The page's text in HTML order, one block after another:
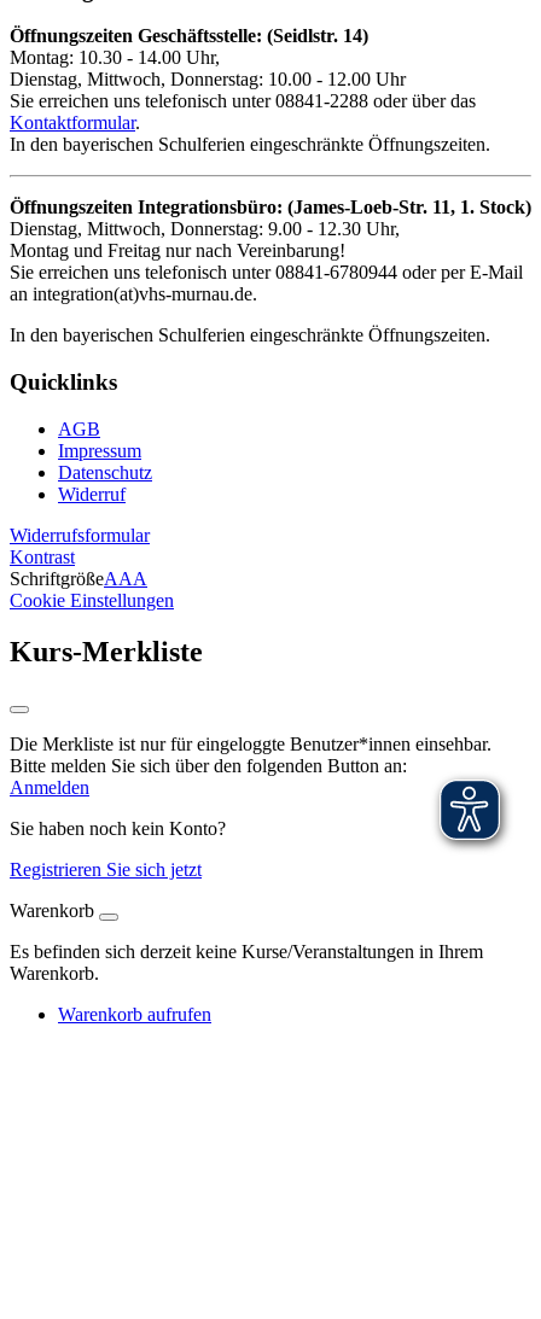
Öffnungszeiten Geschäftsstelle: (Seidlstr. 14)
Montag: 10.30 - 14.00 Uhr,
Dienstag, Mittwoch, Donnerstag: 10.00 - 12.00 Uhr
Sie erreichen uns telefonisch unter 08841-2288 oder über das
Kontaktformular.
In den bayerischen Schulferien eingeschränkte Öffnungszeiten.
Öffnungszeiten Integrationsbüro: (James-Loeb-Str. 11, 1. Stock)
Dienstag, Mittwoch, Donnerstag: 9.00 - 12.30 Uhr,
Montag und Freitag nur nach Vereinbarung!
Sie erreichen uns telefonisch unter 08841-6780944 oder per E-Mail
an integration(at)vhs-murnau.de.
In den bayerischen Schulferien eingeschränkte Öffnungszeiten.
Quicklinks
AGB
Impressum
Datenschutz
Widerruf
Widerrufsformular
Kontrast
SchriftgrößeAAA
Cookie Einstellungen
Kurs-Merkliste
Die Merkliste ist nur für eingeloggte Benutzer*innen einsehbar.
Bitte melden Sie sich über den folgenden Button an:
Anmelden
Sie haben noch kein Konto?
Registrieren Sie sich jetzt
Warenkorb
Es befinden sich derzeit keine Kurse/Veranstaltungen in Ihrem
Warenkorb.
Warenkorb aufrufen